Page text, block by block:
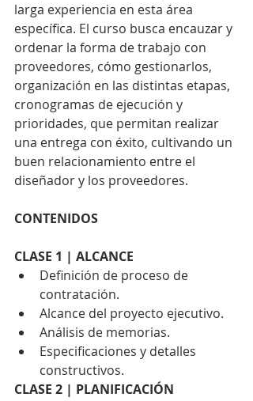
larga experiencia en esta área
específica. El curso busca encauzar y
ordenar la forma de trabajo con
proveedores, cómo gestionarlos,
organización en las distintas etapas,
cronogramas de ejecución y
prioridades, que permitan realizar
una entrega con éxito, cultivando un
buen relacionamiento entre el
diseñador y los proveedores.
CONTENIDOS
CLASE 1 | ALCANCE
Definición de proceso de
contratación.
Alcance del proyecto ejecutivo.
Análisis de memorias.
Especificaciones y detalles
constructivos.
CLASE 2 | PLANIFICACIÓN